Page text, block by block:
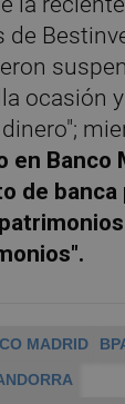
de
ocasión
en Banco
de banca
MADRID